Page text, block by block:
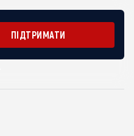
ПІДТРИМАТИ